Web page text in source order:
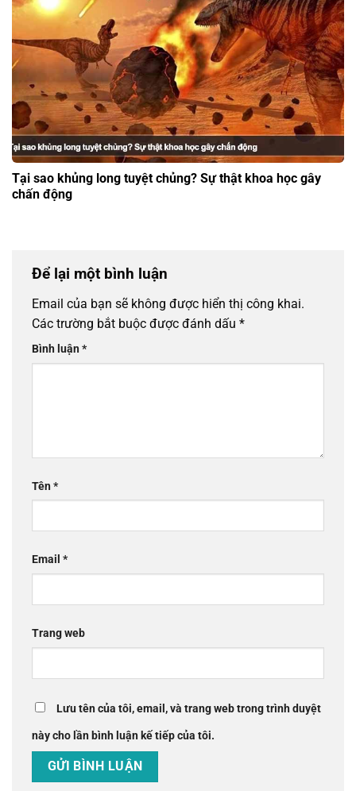
Tại sao khủng long tuyệt chủng? Sự thật khoa học gây
chấn động
Để lại một bình luận
Email của bạn sẽ không được hiển thị công khai.
Các trường bắt buộc được đánh dấu *
Bình luận*
Tên*
Email *
Trang web
Lưu tên của tôi, email, và trang web trong trình duyệt
này cho lần bình luận kế tiếp của tôi.